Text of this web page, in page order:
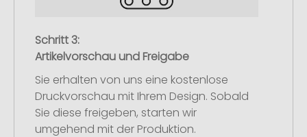
Schritt 3:
Artikelvorschau und Freigabe
Sie erhalten von uns eine kostenlose
Druckvorschau mit Ihrem Design. Sobald
Sie diese freigeben, starten wir
umgehend mit der Produktion.